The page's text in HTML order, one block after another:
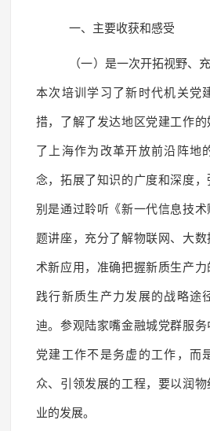
一、主要收获和感受
（一）是一次开拓视野、
本次培训学习了新时代机关党
措，了解了发达地区党建工作
了上海作为改革开放前沿阵地
念，拓展了知识的广度和深度
别是通过聆听《新一代信息技
题讲座，充分了解物联网、大
术新应用，准确把握新质生产
践行新质生产力发展的战略途
迪。参观陆家嘴金融城党群服务
党建工作不是务虚的工作，而
众、引领发展的工程，要以润
业的发展。